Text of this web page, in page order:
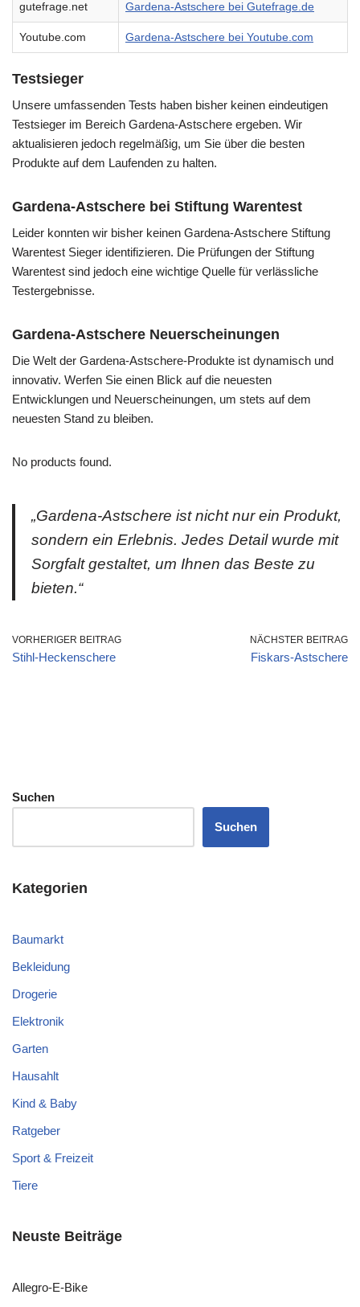
gutefrage.net Gardena-Astschere bei Gutefrage.de
Youtube.com Gardena-Astschere bei Youtube.com
Testsieger
Unsere umfassenden Tests haben bisher keinen eindeutigen
Testsieger im Bereich Gardena-Astschere ergeben. Wir
aktualisieren jedoch regelmäßig, um Sie über die besten
Produkte auf dem Laufenden zu halten.
Gardena-Astschere bei Stiftung Warentest
Leider konnten wir bisher keinen Gardena-Astschere Stiftung
Warentest Sieger identifizieren. Die Prüfungen der Stiftung
Warentest sind jedoch eine wichtige Quelle für verlässliche
Testergebnisse.
Gardena-Astschere Neuerscheinungen
Die Welt der Gardena-Astschere-Produkte ist dynamisch und
innovativ. Werfen Sie einen Blick auf die neuesten
Entwicklungen und Neuerscheinungen, um stets auf dem
neuesten Stand zu bleiben.
No products found.
„Gardena-Astschere ist nicht nur ein Produkt,
sondern ein Erlebnis. Jedes Detail wurde mit
Sorgfalt gestaltet, um Ihnen das Beste zu
bieten.“
VORHERIGER BEITRAG
Stihl-Heckenschere
NÄCHSTER BEITRAG
Fiskars-Astschere
Suchen
Suchen
Kategorien
Baumarkt
Bekleidung
Drogerie
Elektronik
Garten
Hausahlt
Kind & Baby
Ratgeber
Sport & Freizeit
Tiere
Neuste Beiträge
Allegro-E-Bike